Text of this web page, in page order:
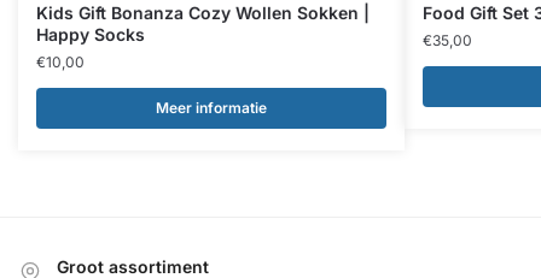
Kids Gift Bonanza Cozy Wollen Sokken |
Happy Socks
€10,00
Meer informatie
Food Gift Set
€35,00
Groot assortiment